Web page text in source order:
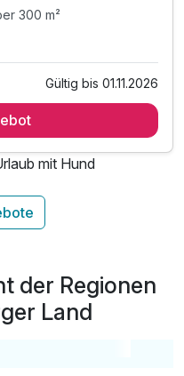
300 m²
300 m²
Aktivitäten
in Großarl
Gültig bis 01.11.2026
mit Hund
der Regionen
Land